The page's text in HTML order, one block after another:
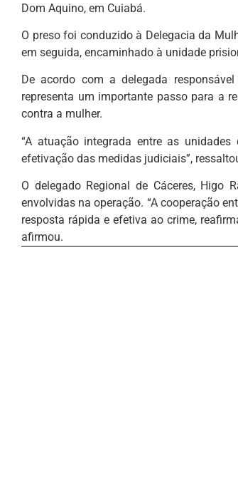
Dom Aquino, em Cuiabá.
O preso foi conduzido à Delegacia da
em seguida, encaminhado à unidade
De acordo com a delegada
representa um importante passo para a
contra a mulher.
“A atuação integrada entre as
efetivação das medidas judiciais”,
O delegado Regional de Cáceres, Higo
envolvidas na operação. “A cooperação
resposta rápida e efetiva ao crime,
afirmou.